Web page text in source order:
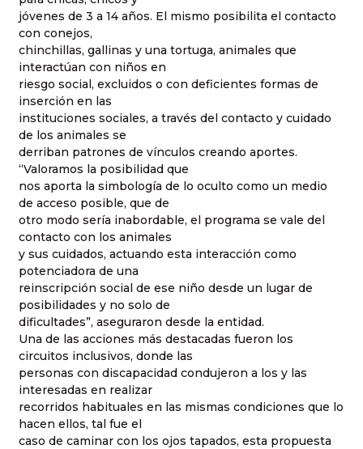
jóvenes de 3 a 14 años. El mismo posibilita el contacto
con conejos,
chinchillas, gallinas y una tortuga, animales que
interactúan con niños en
riesgo social, excluidos o con deficientes formas de
inserción en las
instituciones sociales, a través del contacto y cuidado
de los animales se
derriban patrones de vínculos creando aportes.
“Valoramos la posibilidad que
nos aporta la simbología de lo oculto como un medio
de acceso posible, que de
otro modo sería inabordable, el programa se vale del
contacto con los animales
y sus cuidados, actuando esta interacción como
potenciadora de una
reinscripción social de ese niño desde un lugar de
posibilidades y no solo de
dificultades”, aseguraron desde la entidad.
Una de las acciones más destacadas fueron los
circuitos inclusivos, donde las
personas con discapacidad condujeron a los y las
interesadas en realizar
recorridos habituales en las mismas condiciones que lo
hacen ellos, tal fue el
caso de caminar con los ojos tapados, esta propuesta